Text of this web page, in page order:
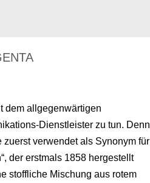
dem allgegenwärtigen
Dienstleister zu tun. Denn
zuerst verwendet als Synonym für
der erstmals 1858 hergestellt
stoffliche Mischung aus rotem